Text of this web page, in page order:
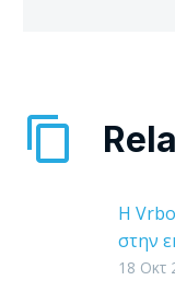
Η
στην
18 Οκτ